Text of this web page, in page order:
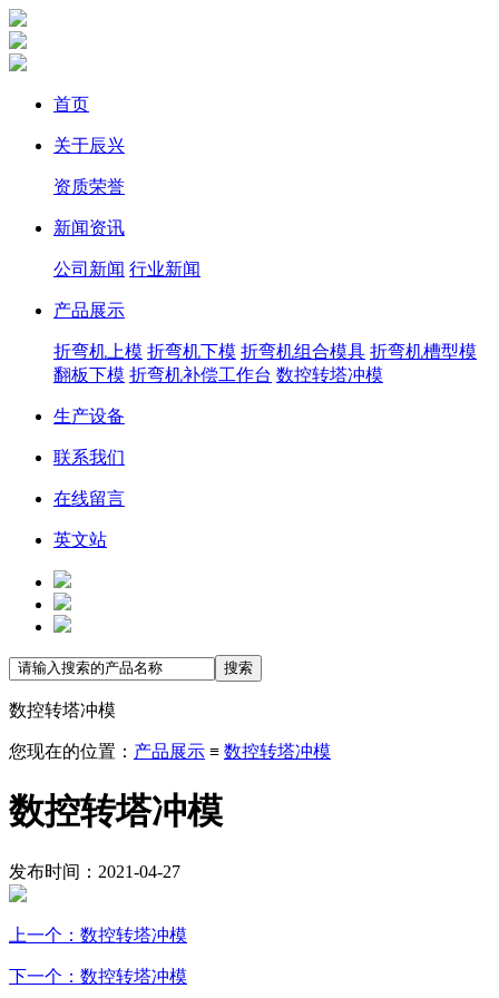
首页
关于辰兴
资质荣誉
新闻资讯
公司新闻 行业新闻
产品展示
折弯机上模 折弯机下模 折弯机组合模具 折弯机槽型模
翻板下模 折弯机补偿工作台 数控转塔冲模
生产设备
联系我们
在线留言
英文站
数控转塔冲模
您现在的位置： 产品展示 ≡ 数控转塔冲模
数控转塔冲模
发布时间：2021-04-27
上一个：数控转塔冲模
下一个：数控转塔冲模